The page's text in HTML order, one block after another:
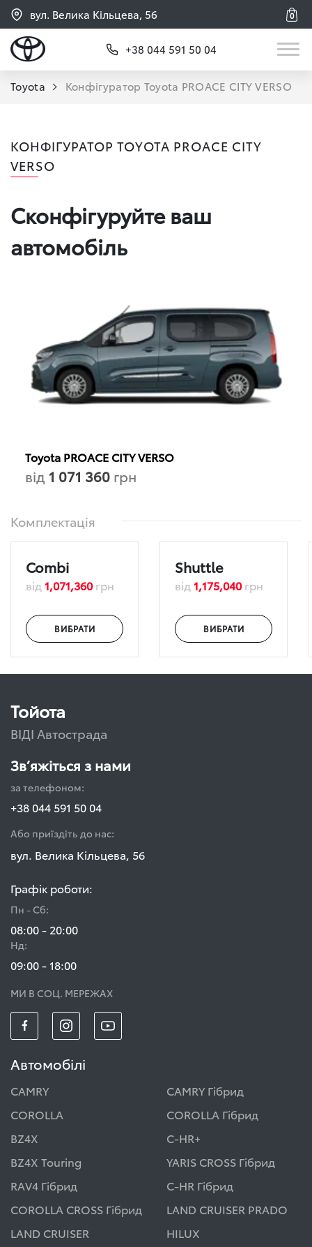
вул. Велика Кільцева, 56 0
+38 044 591 50 04
Toyota Конфігуратор Toyota PROACE CITY VERSO
КОНФІГУРАТОР TOYOTA PROACE CITY
VERSO
Сконфігуруйте ваш
автомобіль
Toyota PROACE CITY VERSO
від 1 071 360 грн
Комплектація
Combi
від 1,071,360грн
Shuttle
від 1,175,040грн
Тойота
ВІДІ Автострада
Зв’яжіться з нами
за телефоном:
+38 044 591 50 04
Або приїздіть до нас:
вул. Велика Кільцева, 56
Графік роботи:
Пн - Сб:
08:00 - 20:00
Нд:
09:00 - 18:00
МИ В СОЦ. МЕРЕЖАХ
Автомобілі
CAMRY
CAMRY Гібрид
COROLLA
COROLLA Гібрид
BZ4X
C-HR+
BZ4X Touring
YARIS CROSS Гібрид
RAV4 Гібрид
C-HR Гібрид
COROLLA CROSS Гібрид
LAND CRUISER PRADO
LAND CRUISER
HILUX